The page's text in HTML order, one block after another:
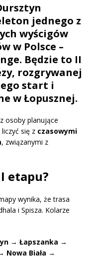
jednego z
wyścigów
w Polsce –
. Będzie to II
rozgrywanej
start i
w Łopusznej.
osoby planujące
się z czasowymi
, związanymi z
etapu?
wynika, że trasa
i Spisza. Kolarze
→ Łapszanka →
Nowa Biała →